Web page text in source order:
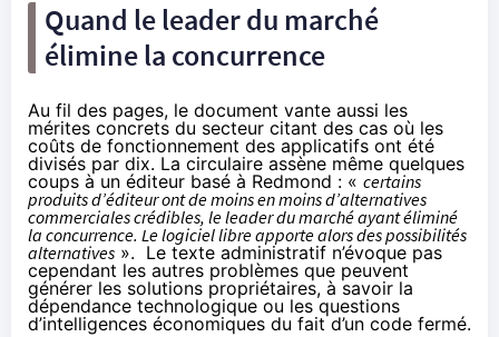
Quand le leader du marché
élimine la concurrence
Au fil des pages, le document vante aussi les
mérites concrets du secteur citant des cas où les
coûts de fonctionnement des applicatifs ont été
divisés par dix. La circulaire assène même quelques
coups à un éditeur basé à Redmond : « certains
produits d’éditeur ont de moins en moins d’alternatives
commerciales crédibles, le leader du marché ayant éliminé
la concurrence. Le logiciel libre apporte alors des possibilités
alternatives ». Le texte administratif n’évoque pas
cependant les autres problèmes que peuvent
générer les solutions propriétaires, à savoir la
dépendance technologique ou les questions
d’intelligences économiques du fait d’un code fermé.